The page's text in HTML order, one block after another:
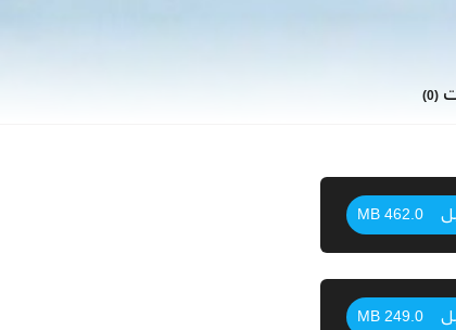
(0)
462.0 MB
249.0 MB